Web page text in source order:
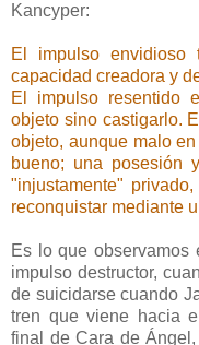
Kancyper:
El impulso
capacidad creadora y
El impulso resentido
objeto sino castigarlo.
objeto, aunque malo
bueno; una posesión
"injustamente"
reconquistar mediante
Es lo que observamos
impulso destructor,
de suicidarse cuando
tren que viene hacia
final de Cara de